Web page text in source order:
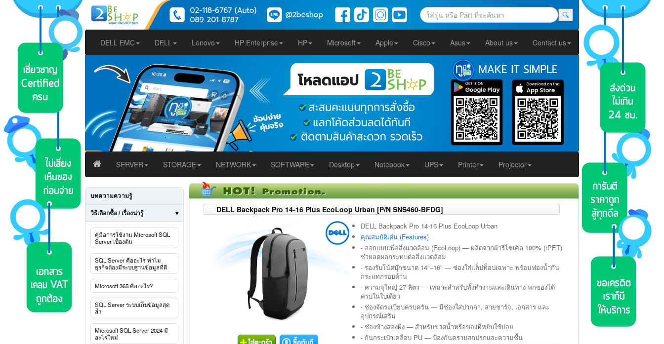
🔍
DELL EMC DELL Lenovo HP Enterprise HP Microsoft Apple Cisco Asus About us Contact us
SERVER STORAGE NETWORK SOFTWARE Desktop Notebook UPS Printer Projector
บทความความรู้
วิธีเลือกซื้อ / เรื่องน่ารู้
คู่มือการใช้งาน Microsoft SQL
Server เบื้องต้น
SQL Server คืออะไร ทำไม
ธุรกิจต้องมีระบบฐานข้อมูลที่ดี
Microsoft 365 คืออะไร?
SQL Server ระบบเก็บข้อมูลสุด
ล้ำ
Microsoft SQL Server 2024 มี
อะไรใหม่
DELL Backpack Pro 14-16 Plus EcoLoop Urban [P/N SNS460-BFDG]
DELL Backpack Pro 14-16 Plus EcoLoop Urban
คุณสมบัติเด่น (Features)
- ออกแบบเพื่อสิ่งแวดล้อม (EcoLoop) — ผลิตจากผ้ารีไซเคิล 100% (rPET)
ช่วยลดผลกระทบต่อสิ่งแวดล้อม
- รองรับโน้ตบุ๊กขนาด 14"–16" — ช่องใส่แล็ปท็อปเฉพาะ พร้อมฟองน้ำกัน
กระแทกรอบด้าน
- ความจุใหญ่ 27 ลิตร — เหมาะสำหรับทั้งทำงานและเดินทาง พกของได้
ครบในใบเดียว
- ช่องจัดระเบียบครบครัน — มีช่องใส่ปากกา, สายชาร์จ, เอกสาร และ
อุปกรณ์เสริม
- ช่องข้างสองฝั่ง — สำหรับขวดน้ำหรือของที่หยิบใช้บ่อย
- ก้นกระเป๋าเคลือบ PU — ป้องกันคราบสกปรกและความชื้น